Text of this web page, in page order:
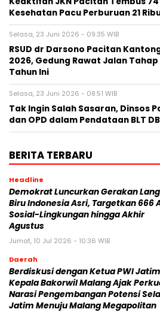
Kesehatan Pacu Perburuan 21
Selasa, 23 Juni 2026 - 09:35 WIB
RSUD dr Darsono Pacitan
2026, Gedung Rawat Jalan
Tahun Ini
Selasa, 23 Juni 2026 - 08:51 WIB
Tak Ingin Salah Sasaran, Dinsos
dan OPD dalam Pendataan BLT
BERITA TERBARU
Headline
Demokrat Luncurkan Gerakan
Biru Indonesia Asri, Targetkan 666
Sosial-Lingkungan hingga Akhir
Agustus
Jumat, 10 Jul 2026 - 10:36 WIB
Daerah
Berdiskusi dengan Ketua PWI
Kepala Bakorwil Malang Ajak
Narasi Pengembangan Potensi
Jatim Menuju Malang Megapolitan